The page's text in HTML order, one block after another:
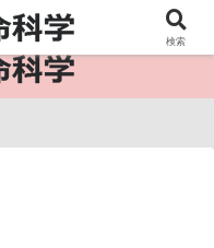
報インフラ。
検索